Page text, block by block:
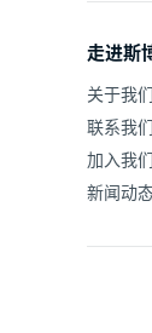
走进斯
关于我们
联系我们
加入我们
新闻动